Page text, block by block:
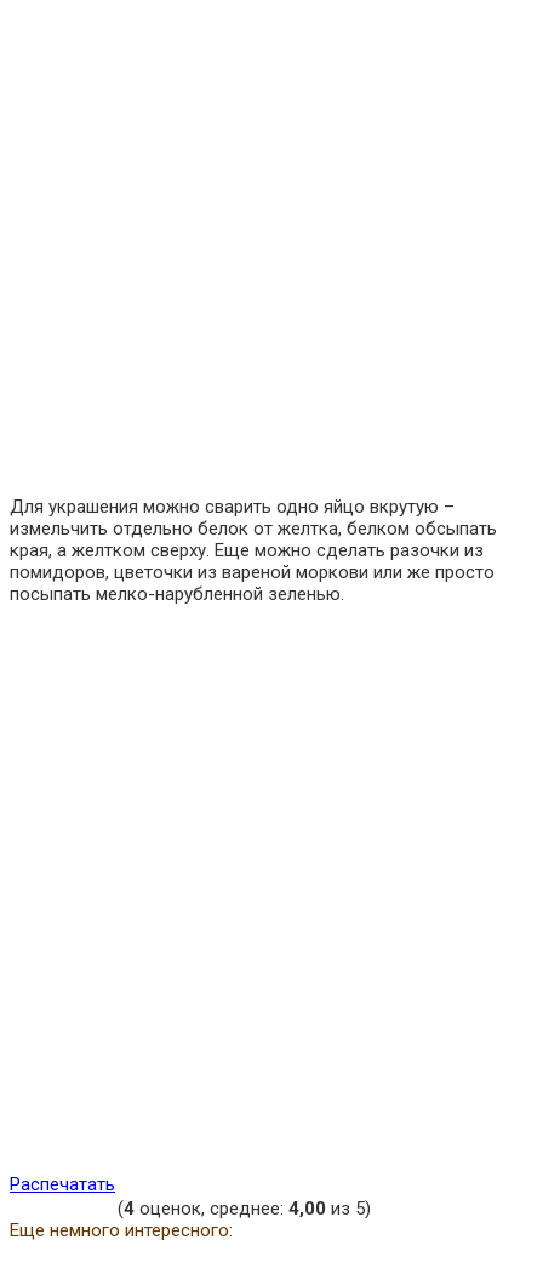
Для украшения можно сварить одно яйцо вкрутую –
измельчить отдельно белок от желтка, белком обсыпать
края, а желтком сверху. Еще можно сделать разочки из
помидоров, цветочки из вареной моркови или же просто
посыпать мелко-нарубленной зеленью.
Распечатать
(4 оценок, среднее: 4,00 из 5)
Еще немного интересного: